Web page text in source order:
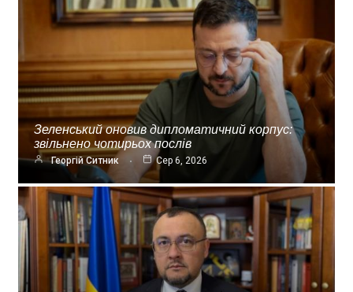
Зеленський оновив дипломатичний корпус:
звільнено чотирьох послів
Георгій Ситник Сер 6, 2026